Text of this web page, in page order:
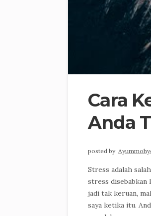
Cara
Anda
posted by
Stress adalah
stress disebabkan
jadi tak keruan,
saya ketika itu.